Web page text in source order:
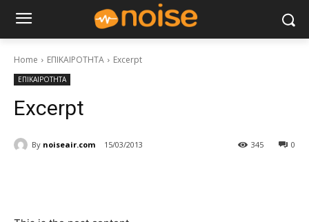
Home ΕΠΙΚΑΙΡΟΤΗΤΑ Excerpt
ΕΠΙΚΑΙΡΟΤΗΤΑ
Excerpt
By noiseair.com 15/03/2013 0
345